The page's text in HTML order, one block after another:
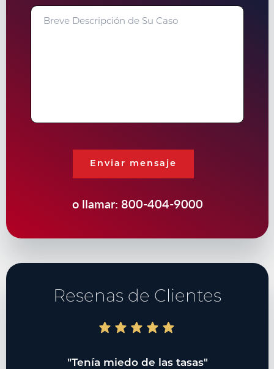
Breve
Descripción
Enviar mensaje
o llamar: 800-404-9000
Resenas de Clientes
"Tenía miedo de las tasas"